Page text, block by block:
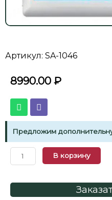
Артикул: SA-1046
8990.00 ₽
Предложим
В корзину